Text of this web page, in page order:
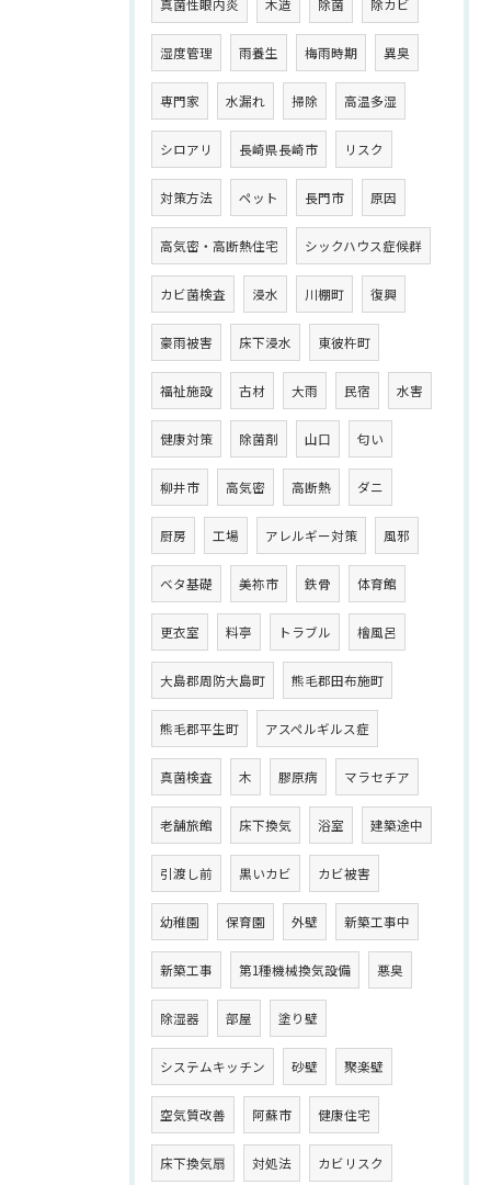
真菌性眼内炎 木造 除菌 除カビ
湿度管理 雨養生 梅雨時期 異臭
専門家 水漏れ 掃除 高温多湿
シロアリ 長崎県長崎市 リスク
対策方法 ペット 長門市 原因
高気密・高断熱住宅 シックハウス症候群
カビ菌検査 浸水 川棚町 復興
豪雨被害 床下浸水 東彼杵町
福祉施設 古材 大雨 民宿 水害
健康対策 除菌剤 山口 匂い
柳井市 高気密 高断熱 ダニ
厨房 工場 アレルギー対策 風邪
ベタ基礎 美祢市 鉄骨 体育館
更衣室 料亭 トラブル 檜風呂
大島郡周防大島町 熊毛郡田布施町
熊毛郡平生町 アスペルギルス症
真菌検査 木 膠原病 マラセチア
老舗旅館 床下換気 浴室 建築途中
引渡し前 黒いカビ カビ被害
幼稚園 保育園 外壁 新築工事中
新築工事 第1種機械換気設備 悪臭
除湿器 部屋 塗り壁
システムキッチン 砂壁 聚楽壁
空気質改善 阿蘇市 健康住宅
床下換気扇 対処法 カビリスク